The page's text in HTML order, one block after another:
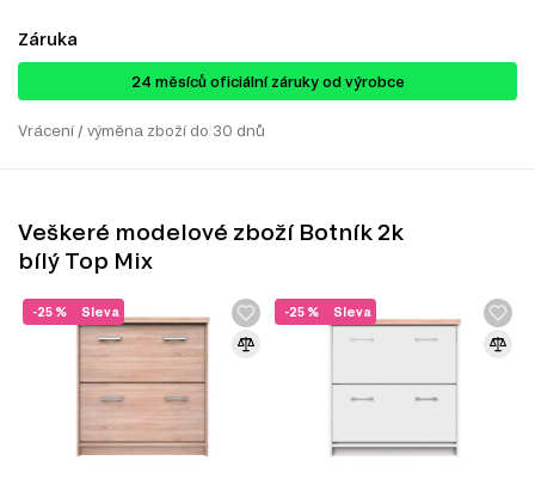
Záruka
24 ​​​​měsíců oficiální záruky od výrobce
Vrácení / výměna zboží do 30 dnů
Veškeré modelové zboží Botník 2k
bílý Top Mix
Sleva
-25 % Sleva
-25 %